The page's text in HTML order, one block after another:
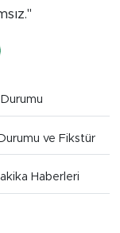
ve Fikstür
Haberleri